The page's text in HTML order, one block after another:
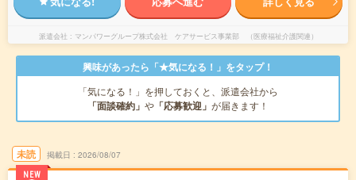
派遣会社 マンパワーグループ株式会社 ケアサービス事業部 （医療福祉介護関連）
興味があったら「★気になる！」をタップ！
「気になる！」を押しておくと、派遣会社から
「面談確約」 や 「応募歓迎」 が届きます！
未読
NEW
掲載日 2026/08/07